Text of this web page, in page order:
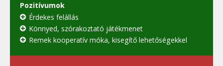
Pozitívumok
Érdekes felállás
Könnyed, szórakoztató játékmenet
Remek kooperatív móka, kisegítő lehetőségekkel